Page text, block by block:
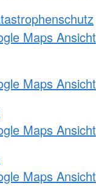
Maps Ansicht
Maps Ansicht
Maps Ansicht
Maps Ansicht